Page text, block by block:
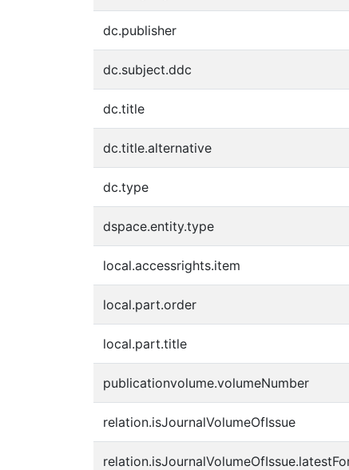
dc.publisher
dc.subject.ddc
dc.title
dc.title.alternative
dc.type
dspace.entity.type
local.accessrights.item
local.part.order
local.part.title
publicationvolume.volumeNumber
relation.isJournalVolumeOfIssue